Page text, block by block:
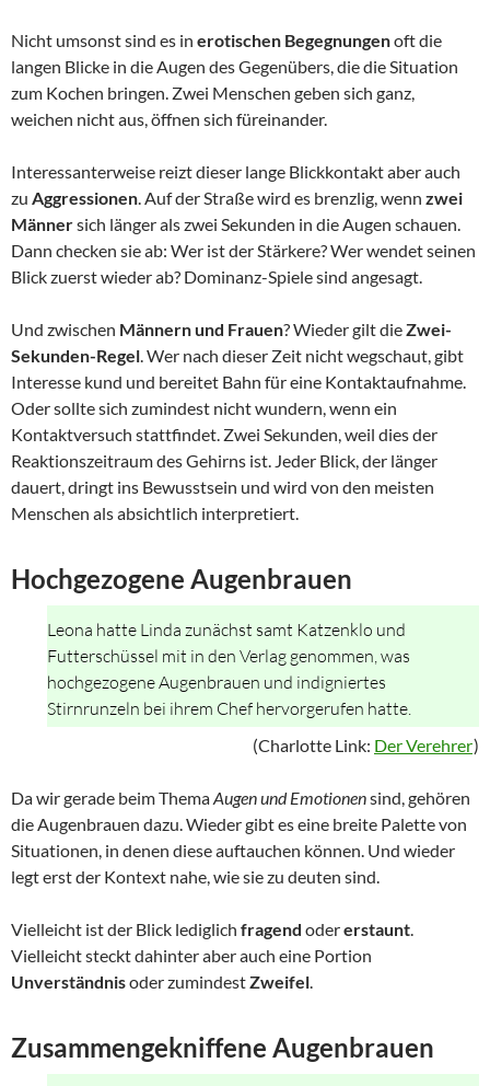
Nicht umsonst sind es in erotischen Begegnungenoft die
langen Blicke in die Augen des Gegenübers, die die Situation
zum Kochen bringen. Zwei Menschen geben sich ganz,
weichen nicht aus, öffnen sich füreinander.
Interessanterweise reizt dieser lange Blickkontakt aber auch
zu Aggressionen. Auf der Straße wird es brenzlig, wenn zwei
Männersich länger als zwei Sekunden in die Augen schauen.
Dann checken sie ab: Wer ist der Stärkere? Wer wendet seinen
Blick zuerst wieder ab? Dominanz-Spiele sind angesagt.
Und zwischen Männern und Frauen? Wieder gilt dieZwei-
Sekunden-Regel. Wer nach dieser Zeit nicht wegschaut, gibt
Interesse kund und bereitet Bahn für eine Kontaktaufnahme.
Oder sollte sich zumindest nicht wundern, wenn ein
Kontaktversuch stattfindet. Zwei Sekunden, weil dies der
Reaktionszeitraum des Gehirns ist. Jeder Blick, der länger
dauert, dringt ins Bewusstsein und wird von den meisten
Menschen als absichtlich interpretiert.
Hochgezogene Augenbrauen
Leona hatte Linda zunächst samt Katzenklo und
Futterschüssel mit in den Verlag genommen, was
hochgezogene Augenbrauen und indigniertes
Stirnrunzeln bei ihrem Chef hervorgerufen hatte.
(Charlotte Link: Der Verehrer)
Da wir gerade beim ThemaAugen und Emotionensind, gehören
die Augenbrauen dazu. Wieder gibt es eine breite Palette von
Situationen, in denen diese auftauchen können. Und wieder
legt erst der Kontext nahe, wie sie zu deuten sind.
Vielleicht ist der Blick lediglich fragend odererstaunt.
Vielleicht steckt dahinter aber auch eine Portion
Unverständnisoder zumindestZweifel.
Zusammengekniffene Augenbrauen